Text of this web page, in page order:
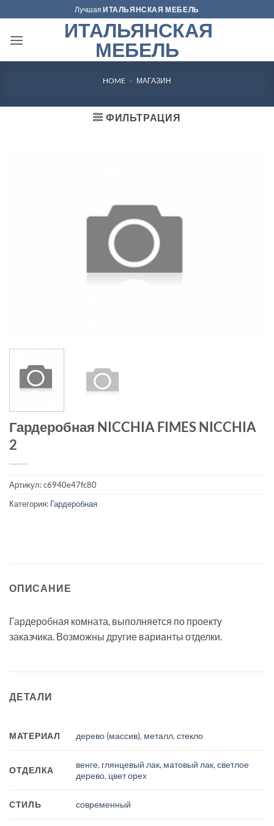
to
content
ЛучшаяИТАЛЬЯНСКАЯ МЕБЕЛЬ
ИТАЛЬЯНСКАЯ
МЕБЕЛЬ
HOME » МАГАЗИН
ФИЛЬТРАЦИЯ
Гардеробная NICCHIA FIMES NICCHIA
2
Артикул:c6940e47fc80
Категория: Гардеробная
ОПИСАНИЕ
Гардеробная комната, выполняется по проекту
заказчика. Возможны другие варианты отделки.
ДЕТАЛИ
МАТЕРИАЛ дерево (массив), металл,стекло
ОТДЕЛКА
венге, глянцевый лак, матовый лак,светлое
дерево, цвет орех
СТИЛЬ современный